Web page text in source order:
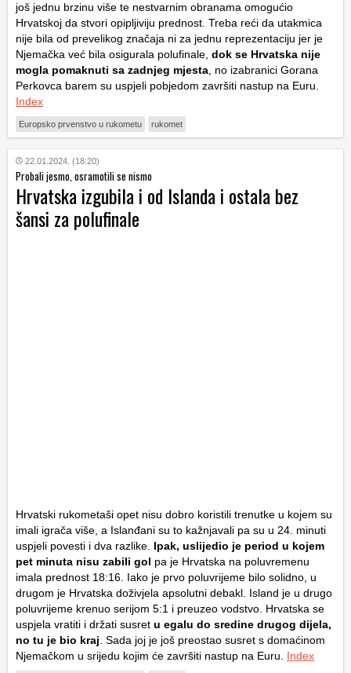
još jednu brzinu više te nestvarnim obranama omogućio
Hrvatskoj da stvori opipljiviju prednost. Treba reći da utakmica
nije bila od prevelikog značaja ni za jednu reprezentaciju jer je
Njemačka već bila osigurala polufinale, dok se Hrvatska nije
mogla pomaknuti sa zadnjeg mjesta, no izabranici Gorana
Perkovca barem su uspjeli pobjedom završiti nastup na Euru.
Index
Europsko prvenstvo u rukometu rukomet
22.01.2024. (18:20)
Probali jesmo, osramotili se nismo
Hrvatska izgubila i od Islanda i ostala bez
šansi za polufinale
Hrvatski rukometaši opet nisu dobro koristili trenutke u kojem su
imali igrača više, a Islanđani su to kažnjavali pa su u 24. minuti
uspjeli povesti i dva razlike. Ipak, uslijedio je period u kojem
pet minuta nisu zabili gol pa je Hrvatska na poluvremenu
imala prednost 18:16. Iako je prvo poluvrijeme bilo solidno, u
drugom je Hrvatska doživjela apsolutni debakl. Island je u drugo
poluvrijeme krenuo serijom 5:1 i preuzeo vodstvo. Hrvatska se
uspjela vratiti i držati susret u egalu do sredine drugog dijela,
no tu je bio kraj . Sada joj je još preostao susret s domaćinom
Njemačkom u srijedu kojim će završiti nastup na Euru. Index